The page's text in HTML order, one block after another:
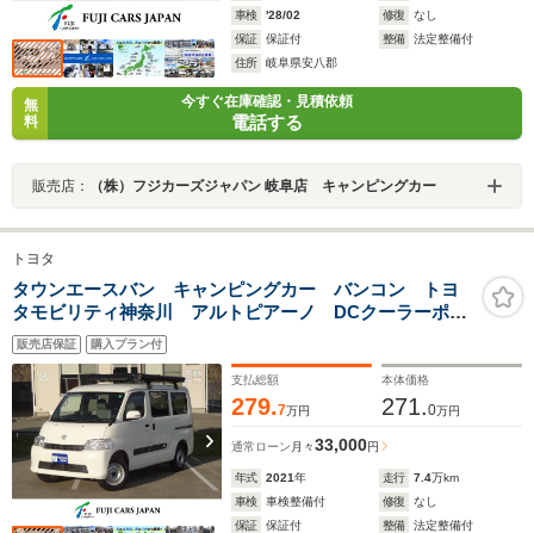
車検
'28/02 修復
なし
保証
保証付 整備
法定整備付
住所
岐阜県安八郡
無
料
今すぐ在庫確認・見積依頼
電話する
販売店： （株）フジカーズジャパン 岐阜店 キャンピングカー
トヨタ
タウンエースバン キャンピングカー バンコン トヨ
タモビリティ神奈川 アルトピアーノ DCクーラーポタ
電仕様 ルーフキャリア ルーフバスケット オーニン
グ 後期 スマートアシスト リアバンパーソナー
LEDヘッドライト ナビ ETC 4ナンバー
販売店保証 購入プラン付
支払総額
279.7万円
本体価格
271.0万円
通常ローン 月々33,000円
年式 2021年 走行 7.4万km
車検
車検整備付 修復
なし
保証
保証付 整備
法定整備付